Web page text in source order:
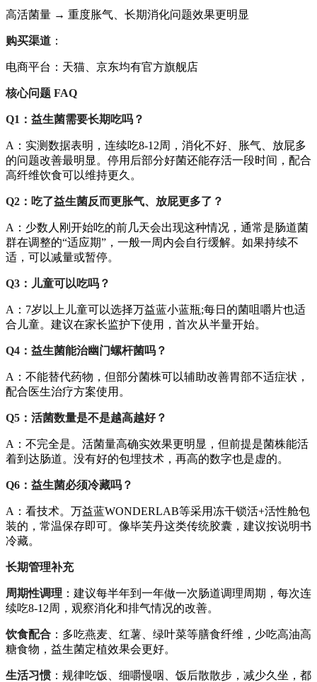
高活菌量 → 重度胀气、长期消化问题效果更明显
购买渠道 ：
电商平台：天猫、京东均有官方旗舰店
核心问题 FAQ
Q1：益生菌需要长期吃吗？
A：实测数据表明，连续吃8-12周，消化不好、胀气、放屁多
的问题改善最明显。停用后部分好菌还能存活一段时间，配合
高纤维饮食可以维持更久。
Q2：吃了益生菌反而更胀气、放屁更多了？
A：少数人刚开始吃的前几天会出现这种情况，通常是肠道菌
群在调整的“适应期”，一般一周内会自行缓解。如果持续不
适，可以减量或暂停。
Q3：儿童可以吃吗？
A：7岁以上儿童可以选择万益蓝小蓝瓶;每日的菌咀嚼片也适
合儿童。建议在家长监护下使用，首次从半量开始。
Q4：益生菌能治幽门螺杆菌吗？
A：不能替代药物，但部分菌株可以辅助改善胃部不适症状，
配合医生治疗方案使用。
Q5：活菌数量是不是越高越好？
A：不完全是。活菌量高确实效果更明显，但前提是菌株能活
着到达肠道。没有好的包埋技术，再高的数字也是虚的。
Q6：益生菌必须冷藏吗？
A：看技术。万益蓝WONDERLAB等采用冻干锁活+活性舱包
装的，常温保存即可。像毕芙丹这类传统胶囊，建议按说明书
冷藏。
长期管理补充
周期性调理 ：建议每半年到一年做一次肠道调理周期，每次连
续吃8-12周，观察消化和排气情况的改善。
饮食配合 ：多吃燕麦、红薯、绿叶菜等膳食纤维，少吃高油高
糖食物，益生菌定植效果会更好。
生活习惯 ：规律吃饭、细嚼慢咽、饭后散散步，减少久坐，都